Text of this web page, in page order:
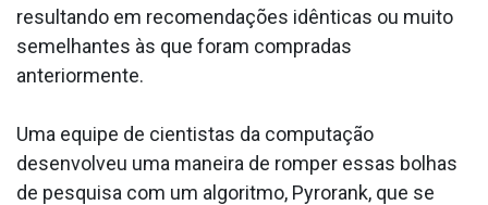
resultando em recomendações idênticas ou muito
semelhantes às que foram compradas
anteriormente.
Uma equipe de cientistas da computação
desenvolveu uma maneira de romper essas bolhas
de pesquisa com um algoritmo, Pyrorank, que se